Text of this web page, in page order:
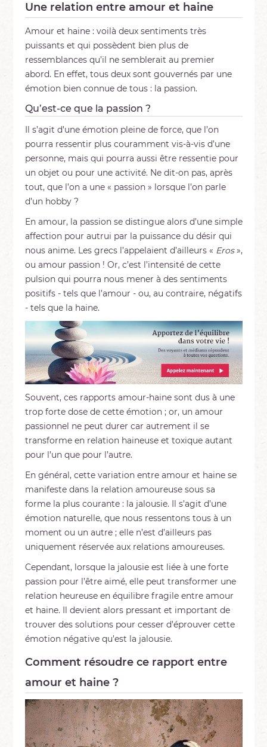
Une relation entre amour et haine
Amour et haine : voilà deux sentiments très
puissants et qui possèdent bien plus de
ressemblances qu’il ne semblerait au premier
abord. En effet, tous deux sont gouvernés par une
émotion bien connue de tous : la passion.
Qu’est-ce que la passion ?
Il s’agit d’une émotion pleine de force, que l’on
pourra ressentir plus couramment vis-à-vis d’une
personne, mais qui pourra aussi être ressentie pour
un objet ou pour une activité. Ne dit-on pas, après
tout, que l’on a une « passion » lorsque l’on parle
d’un hobby ?
En amour, la passion se distingue alors d’une simple
affection pour autrui par la puissance du désir qui
nous anime. Les grecs l’appelaient d’ailleurs « Eros»,
ou amour passion ! Or, c’est l’intensité de cette
pulsion qui pourra nous mener à des sentiments
positifs - tels que l’amour - ou, au contraire, négatifs
- tels que la haine.
Souvent, ces rapports amour-haine sont dus à une
trop forte dose de cette émotion ; or, un amour
passionnel ne peut durer car autrement il se
transforme en relation haineuse et toxique autant
pour l’un que pour l’autre.
En général, cette variation entre amour et haine se
manifeste dans la relation amoureuse sous sa
forme la plus courante : la jalousie. Il s’agit d’une
émotion naturelle, que nous ressentons tous à un
moment ou un autre ; elle n’est d’ailleurs pas
uniquement réservée aux relations amoureuses.
Cependant, lorsque la jalousie est liée à une forte
passion pour l’être aimé, elle peut transformer une
relation heureuse en équilibre fragile entre amour
et haine. Il devient alors pressant et important de
trouver des solutions pour cesser d’éprouver cette
émotion négative qu’est la jalousie.
Comment résoudre ce rapport entre
amour et haine ?